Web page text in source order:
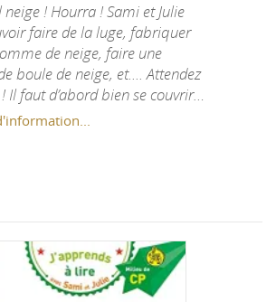
! Hourra ! Sami et Julie
faire de la luge, fabriquer
de neige, faire une
boule de neige, et.... Attendez
Il faut d’abord bien se couvrir…